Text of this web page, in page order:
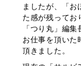
ましたが、「お
た感が残ってお
「つり丸」編
お仕事を頂いた
頂きました。